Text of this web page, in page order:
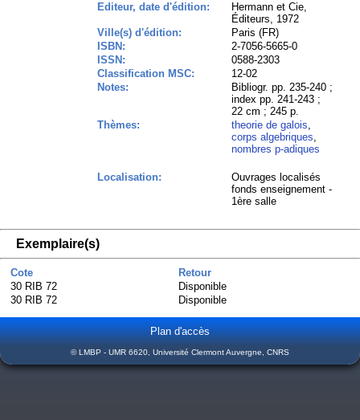
Editeur, date d'édition:
Hermann et Cie,
Éditeurs, 1972
Ville(s) d'édition:
Paris (FR)
ISBN:
2-7056-5665-0
ISSN:
0588-2303
Classification MSC:
12-02
Notes:
Bibliogr. pp. 235-240 ;
index pp. 241-243 ;
22 cm ; 245 p.
Thèmes:
theorie de galois,
corps algebriques,
nombres p-adiques
Localisation:
Ouvrages localisés
fonds enseignement -
1ère salle
Exemplaire(s)
Cote
Retour
30 RIB 72
Disponible
30 RIB 72
Disponible
Plan d'accès
© LMBP - UMR 6620, Université Clermont Auvergne, CNRS